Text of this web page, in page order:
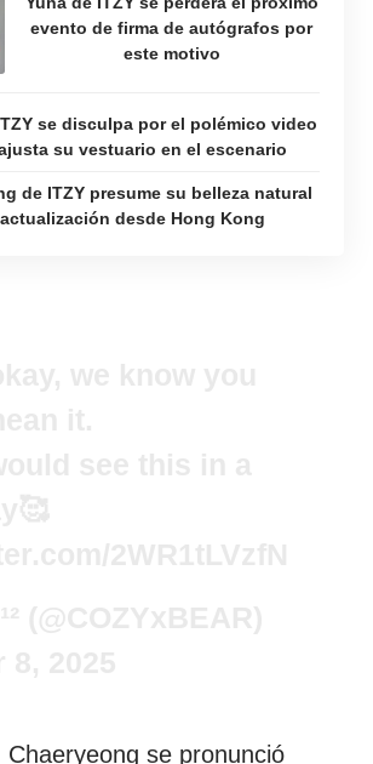
evento de firma de autógrafos por
este motivo
se disculpa por el polémico video
su vestuario en el escenario
de ITZY presume su belleza natural
desde Hong Kong
se pronunció